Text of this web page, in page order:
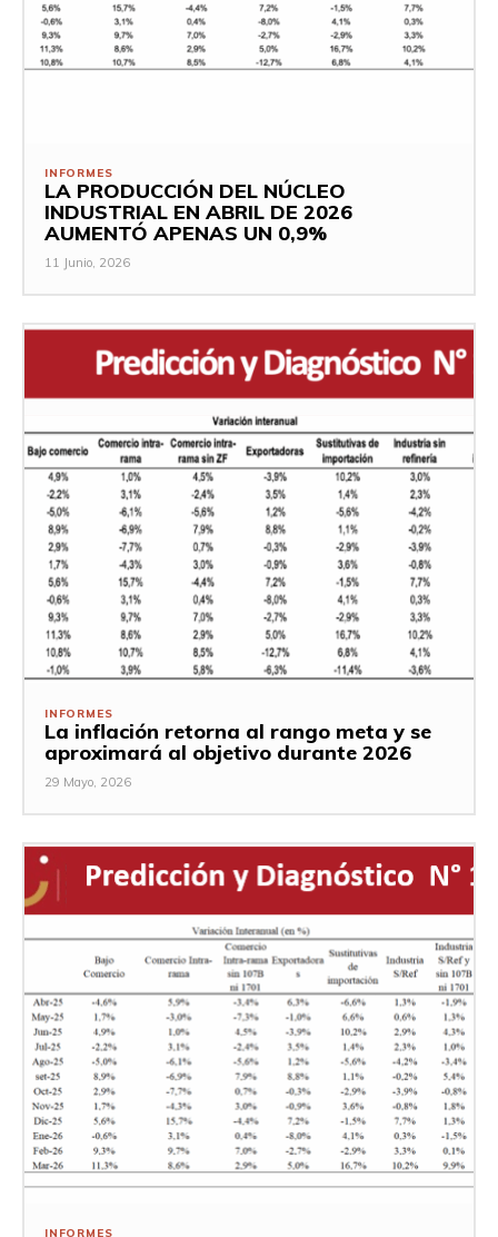
INFORMES
LA PRODUCCIÓN DEL NÚCLEO
INDUSTRIAL EN ABRIL DE 2026
AUMENTÓ APENAS UN 0,9%
11 Junio, 2026
INFORMES
La inflación retorna al rango meta y se
aproximará al objetivo durante 2026
29 Mayo, 2026
INFORMES